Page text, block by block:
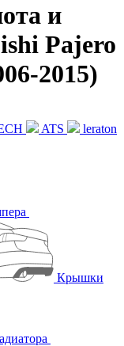
и
Pajero
2015)
ATS
leraton
Крышки